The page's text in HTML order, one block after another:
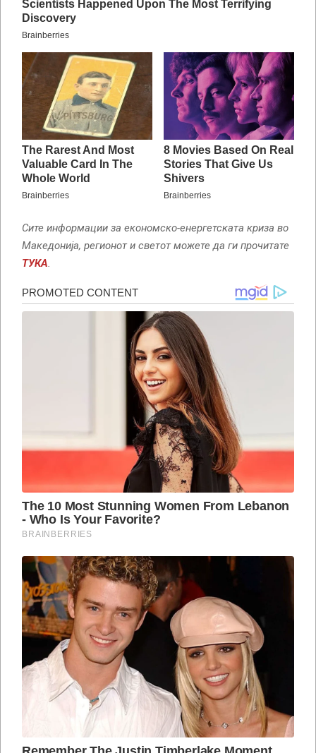
Сите информации за економско-енергетската криза во
Македонија, регионот и светот можете да ги прочитате
ТУКА.